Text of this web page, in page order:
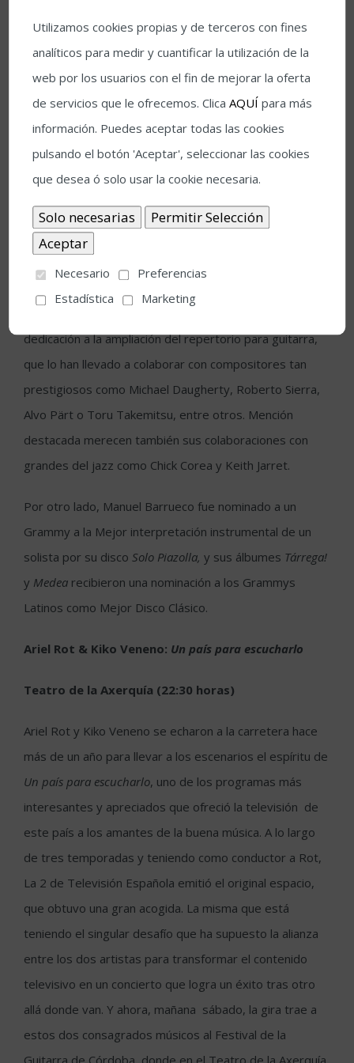
lirismo que coloca sus interpretaciones en la escala de
lo excepcional. Desde que en 1974 se convirtió en el
primer guitarrista en ganar uno de los prestigiosos
Concert Artist Guil Award, su virtuosismo se ha visto
recompensado con una merecida fama mundial, una
brillante carrera que ha dedicado a llevar la guitarra a los
principales centros musicales más importante del
La sorprendente versatilidad de Barrueco comprende
dedicación a la ampliación del repertorio para guitarra,
que lo han llevado a colaborar con compositores tan
prestigiosos como Michael Daugherty, Roberto Sierra,
Alvo Pärt o Toru Takemitsu, entre otros. Mención
destacada merecen también sus colaboraciones con
grandes del jazz como Chick Corea y Keith Jarret.
Por otro lado, Manuel Barrueco fue nominado a un
Grammy a la Mejor interpretación instrumental de un
solista por su disco Solo Piazolla, y sus álbumes Tárrega!
y Medea recibieron una nominación a los Grammys
Latinos como Mejor Disco Clásico.
Ariel Rot & Kiko Veneno: Un país para escucharlo
Teatro de la Axerquía (22:30 horas)
Ariel Rot y Kiko Veneno se echaron a la carretera hace
más de un año para llevar a los escenarios el espíritu de
Un país para escucharlo, uno de los programas más
interesantes y apreciados que ofreció la televisión de
este país a los amantes de la buena música. A lo largo
de tres temporadas y teniendo como conductor a Rot,
La 2 de Televisión Española emitió el original espacio,
que obtuvo una gran acogida. La misma que está
teniendo el singular desafío que ha supuesto la alianza
entre los dos artistas para transformar el contenido
televisivo en un concierto que logra un éxito tras otro
allá donde van. Y ahora, mañana sábado, la gira trae a
estos dos consagrados músicos al Festival de la
Utilizamos cookies propias y de terceros con fines
analíticos para medir y cuantificar la utilización de la
web por los usuarios con el fin de mejorar la oferta
de servicios que le ofrecemos. ClicaAQUÍ para más
información. Puedes aceptar todas las cookies
pulsando el botón 'Aceptar', seleccionar las cookies
que desea ó solo usar la cookie necesaria.
Necesario
Preferencias
Estadística
Marketing